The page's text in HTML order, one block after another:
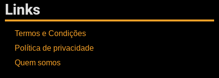
Links
Termos e Condições
Política de privacidade
Quem somos